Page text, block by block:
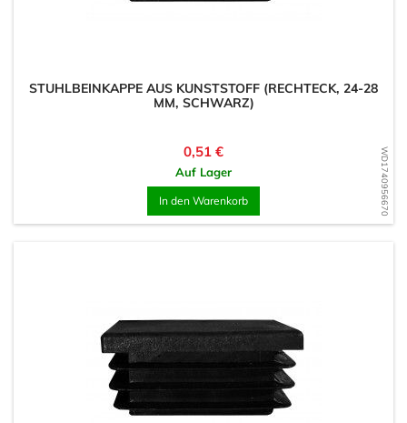
WD1740956670
STUHLBEINKAPPE AUS KUNSTSTOFF (RECHTECK, 24-28
MM, SCHWARZ)
Preis
0,51 €
Auf Lager
In den Warenkorb